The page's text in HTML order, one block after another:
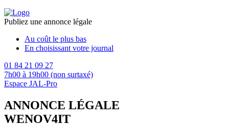
Publiez une annonce légale
Au coût le plus bas
En choisissant votre journal
01 84 21 09 27
7h00 à 19h00 (non surtaxé)
Espace JAL-Pro
ANNONCE LÉGALE
WENOV4IT